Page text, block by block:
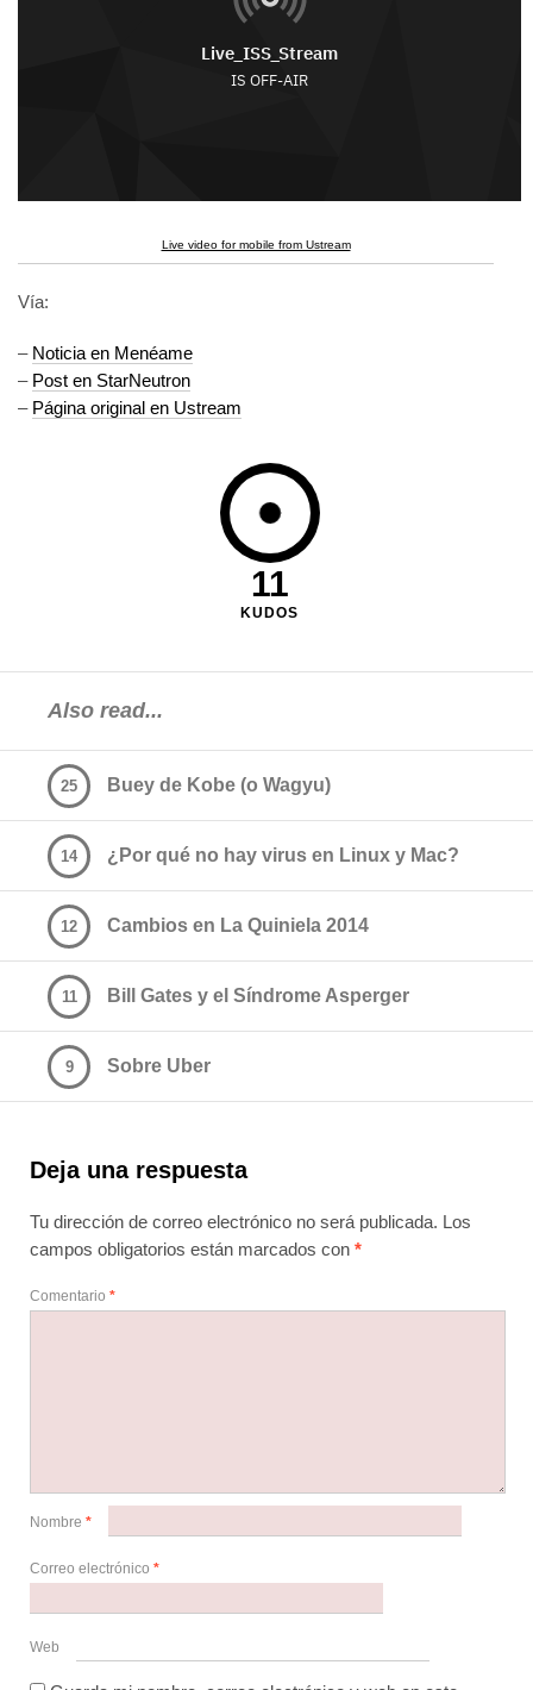
Live video for mobile from Ustream
Vía:
– Noticia en Menéame
– Post en StarNeutron
– Página original en Ustream
11
KUDOS
Also read...
Buey de Kobe (o Wagyu)
25
¿Por qué no hay virus en Linux y Mac?
14
Cambios en La Quiniela 2014
12
Bill Gates y el Síndrome Asperger
11
Sobre Uber
9
Deja una respuesta
Tu dirección de correo electrónico no será publicada. Los
campos obligatorios están marcados con *
Comentario *
Nombre *
Correo electrónico *
Web